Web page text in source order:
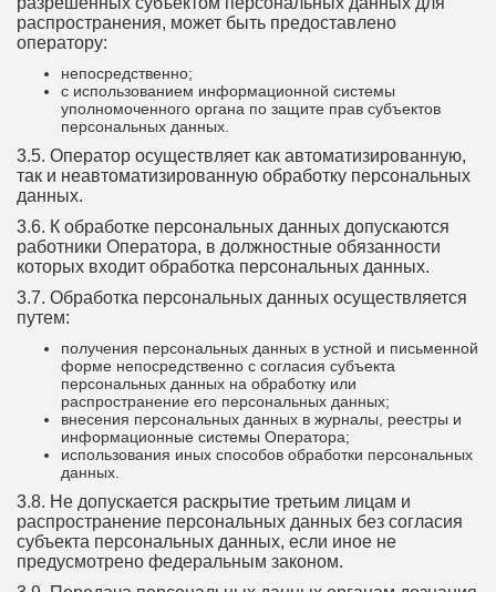
распространения, может быть предоставлено
оператору:
непосредственно;
с использованием информационной системы
уполномоченного органа по защите прав субъектов
персональных данных.
3.5. Оператор осуществляет как автоматизированную,
так и неавтоматизированную обработку персональных
данных.
3.6. К обработке персональных данных допускаются
работники Оператора, в должностные обязанности
которых входит обработка персональных данных.
3.7. Обработка персональных данных осуществляется
путем:
получения персональных данных в устной и письменной
форме непосредственно с согласия субъекта
персональных данных на обработку или
распространение его персональных данных;
внесения персональных данных в журналы, реестры и
информационные системы Оператора;
использования иных способов обработки персональных
данных.
3.8. Не допускается раскрытие третьим лицам и
распространение персональных данных без согласия
субъекта персональных данных, если иное не
предусмотрено федеральным законом.